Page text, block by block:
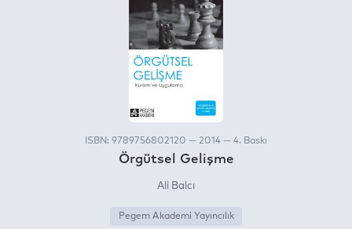
ISBN: 9789756802120 — 2014 — 4. Baskı
Örgütsel Gelişme
Ali Balcı
Pegem Akademi Yayıncılık